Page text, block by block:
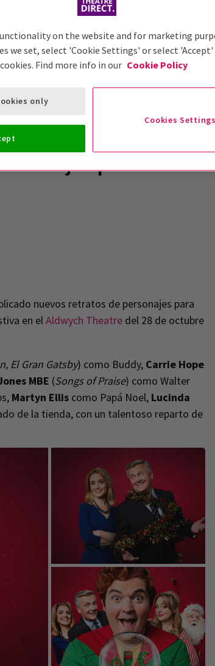
para Elf
nuevos retratos de personajes para
en el Aldwych Theatre del 28 de octubre
El Gran Gatsby) como Buddy, Carrie Hope
MBE (Songs of Praise) como Walter
Martyn Ellis como Papá Noel, Lucinda
de la tienda, con un talentoso reparto de
on the website and for marketing
we set, select 'Cookie Settings' or select
Find more info in our Cookie Policy
Cookies Settings
only